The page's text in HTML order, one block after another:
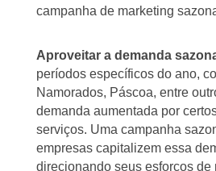
campanha de marketing
Aproveitar a demanda
períodos específicos do ano,
Namorados, Páscoa, entre
demanda aumentada por
serviços. Uma campanha
empresas capitalizem essa
direcionando seus esforços de